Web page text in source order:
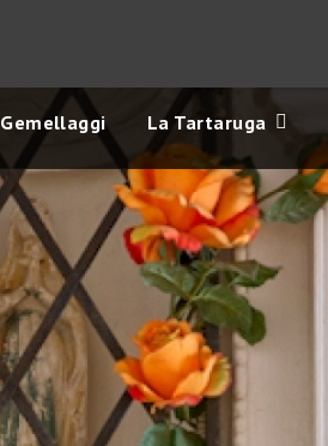
Gemellaggi La Tartaruga